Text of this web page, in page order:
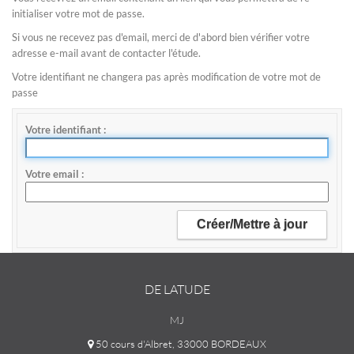
initialiser votre mot de passe.
Si vous ne recevez pas d'email, merci de d'abord bien vérifier votre
adresse e-mail avant de contacter l'étude.
Votre identifiant ne changera pas après modification de votre mot de
passe
Votre identifiant
Votre email
DE LATUDE
MJ
50 cours d'Albret, 33000 BORDEAUX